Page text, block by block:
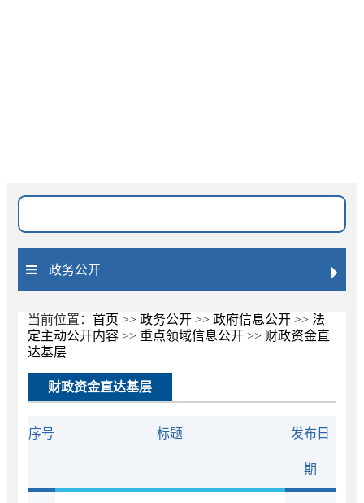
匹配度
精准 升序
政务公开
当前位置： 首页 >> 政务公开>> 政府信息公开>> 法
定主动公开内容>> 重点领域信息公开>> 财政资金直
达基层
财政资金直达基层
序号 标题 发布日
期